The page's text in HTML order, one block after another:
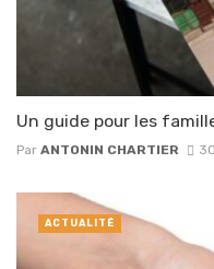
Un guide pour les
Par ANTONIN CHARTIER
ACTUALITÉ